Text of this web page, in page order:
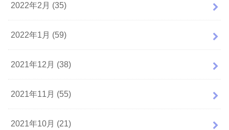
2022年2月 (35)
2022年1月 (59)
2021年12月 (38)
2021年11月 (55)
2021年10月 (21)